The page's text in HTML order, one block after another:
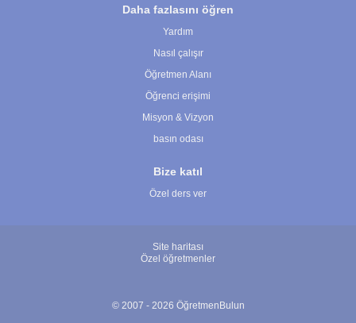
Daha fazlasını öğren
Yardım
Nasıl çalışır
Öğretmen Alanı
Öğrenci erişimi
Misyon & Vizyon
basın odası
Bize katıl
Özel ders ver
Site haritası
Özel öğretmenler
© 2007 - 2026 ÖğretmenBulun